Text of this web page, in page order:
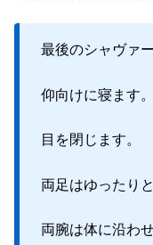
最後のシャヴァ
仰向けに寝ます。
目を閉じます。
両足はゆったり
両腕は体に沿わ